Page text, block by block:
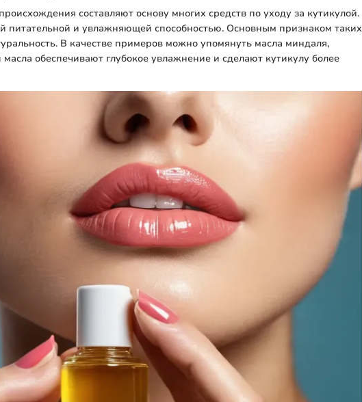
составляют основу многих средств по уходу за кутикулой.
питательной и увлажняющей способностью. Основным признаком таких
В качестве примеров можно упомянуть масла миндаля,
обеспечивают глубокое увлажнение и сделают кутикулу более